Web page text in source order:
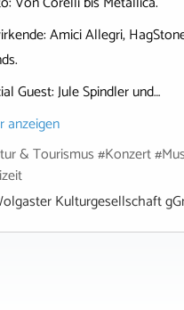
Amici Allegri,
Guest: Jule Spindler und…
anzeigen
& Tourismus #Konzert
Kulturgesellschaft